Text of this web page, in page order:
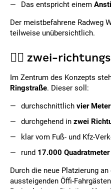
Das entspricht einem
Der meistbefahrene Radweg
teilweise unübersichtlich.
🚴‍♂️ zwei-
Im Zentrum des Konzepts
Ringstraße. Dieser soll:
durchschnittlich vier
durchgehend in zwei
klar vom Fuß- und Kfz-
rund 17.000
Durch die neue Platzierung
aussteigenden Öffi-